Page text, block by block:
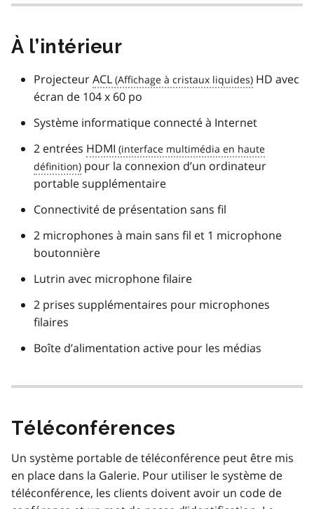
À l’intérieur
ProjecteurACL
HD avec
écran de 104 x 60 po
Système informatique connecté à Internet
2 entrées HDMI
pour la connexion d’un ordinateur
portable supplémentaire
Connectivité de présentation sans fil
2 microphones à main sans fil et 1 microphone
boutonnière
Lutrin avec microphone filaire
2 prises supplémentaires pour microphones
filaires
Boîte d’alimentation active pour les médias
Téléconférences
Un système portable de téléconférence peut être mis
en place dans la Galerie. Pour utiliser le système de
téléconférence, les clients doivent avoir un code de